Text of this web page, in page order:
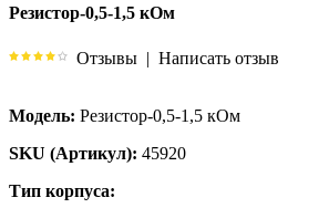
Резистор-0,5-1,5 кОм
Отзывы | Написать отзыв
Модель: Резистор-0,5-1,5 кОм
SKU (Артикул): 45920
Тип корпуса: